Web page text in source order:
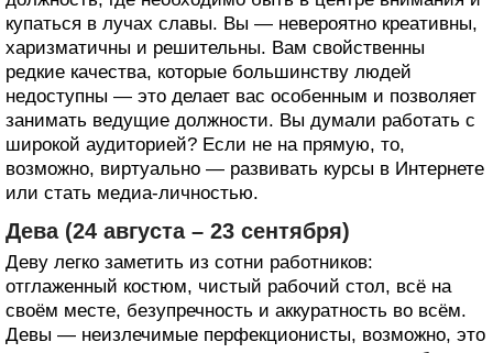
купаться в лучах славы. Вы — невероятно креативны,
харизматичны и решительны. Вам свойственны
редкие качества, которые большинству людей
недоступны — это делает вас особенным и позволяет
занимать ведущие должности. Вы думали работать с
широкой аудиторией? Если не на прямую, то,
возможно, виртуально — развивать курсы в Интернете
или стать медиа-личностью.
Дева (24 августа – 23 сентября)
Деву легко заметить из сотни работников:
отглаженный костюм, чистый рабочий стол, всё на
своём месте, безупречность и аккуратность во всём.
Девы — неизлечимые перфекционисты, возможно, это